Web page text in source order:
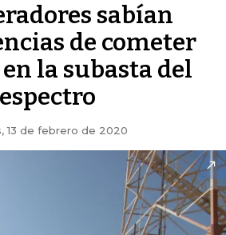
sabían
de cometer
la subasta del
espectro
13 de febrero de 2020